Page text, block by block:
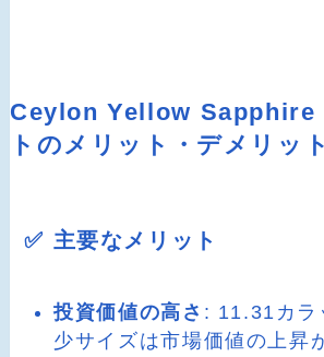
Ceylon Yellow Sapphire
トのメリット・デメリット
✅ 主要なメリット
投資価値の高さ : 11.31カラ
少サイズは市場価値の上昇